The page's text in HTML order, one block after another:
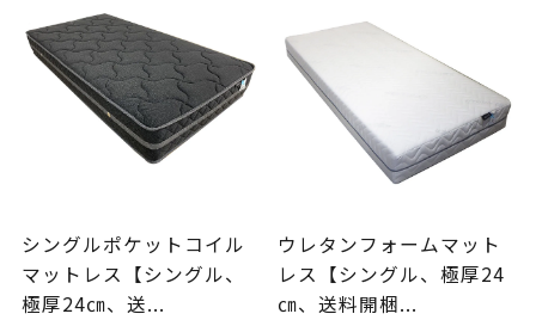
シングルポケットコイル
マットレス【シングル、
極厚24㎝、送...
ウレタンフォームマット
レス【シングル、極厚24
㎝、送料開梱...